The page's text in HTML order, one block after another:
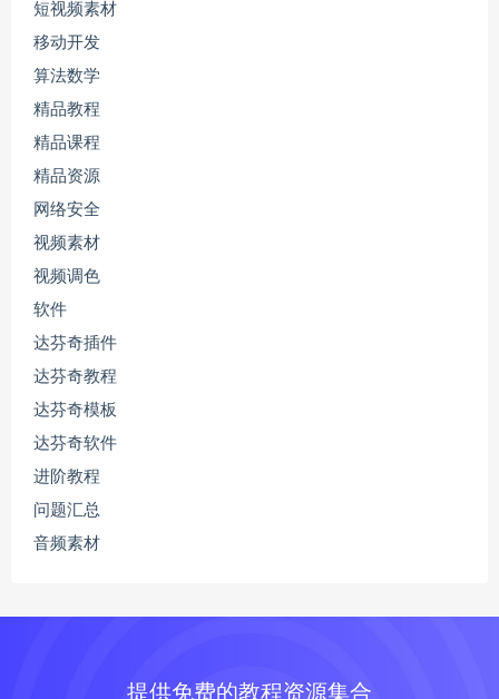
短视频素材
移动开发
算法数学
精品教程
精品课程
精品资源
网络安全
视频素材
视频调色
软件
达芬奇插件
达芬奇教程
达芬奇模板
达芬奇软件
进阶教程
问题汇总
音频素材
提供免费的教程资源集合